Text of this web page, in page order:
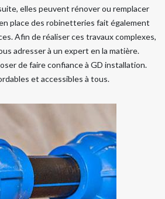
elles peuvent rénover ou remplacer
place des robinetteries fait également
Afin de réaliser ces travaux complexes,
adresser à un expert en la matière.
de faire confiance à GD installation.
et accessibles à tous.